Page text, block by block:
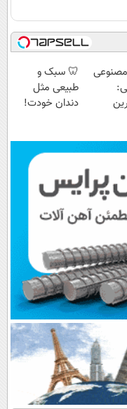
قسطی
🦷 سبک و
طبیعی مثل
دندان خودت!
💳 📍 تهران